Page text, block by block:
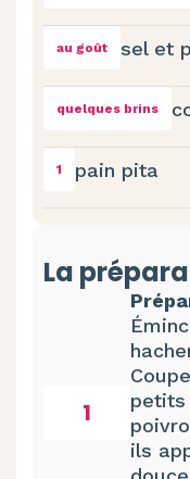
au goût sel et
quelques brins
1 pain pita
La
1
petits
ils